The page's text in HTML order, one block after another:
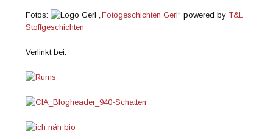
Fotos: „Fotogeschichten Gerl“ powered byT&L
Stoffgeschichten
Verlinkt bei: